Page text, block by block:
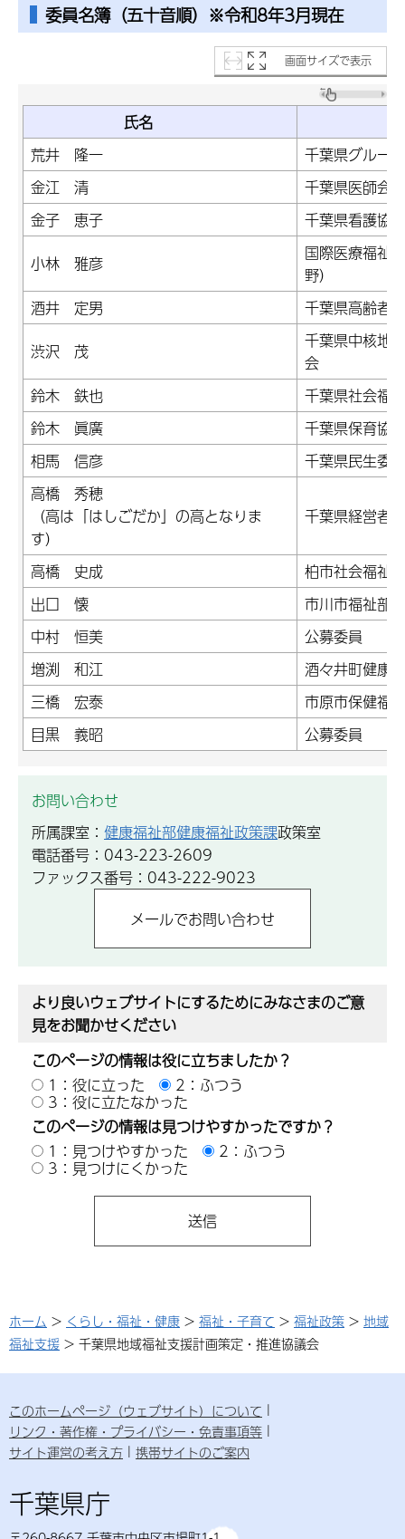
委員名簿（五十音順）※令和8年3月現在
画面サイズで表示
氏名
荒井 隆一
千葉県グルー
金江 清
千葉県医師会
金子 恵子
千葉県看護協会
小林 雅彦
国際医療福祉
野）
酒井 定男
千葉県高齢者
渋沢 茂
千葉県中核地
会
鈴木 鉄也
千葉県社会福
鈴木 眞廣
千葉県保育協
相馬 信彦
千葉県民生委
高橋 秀穂
（高は「はしごだか」の高となりま
す）
千葉県経営者
高橋 史成
柏市社会福祉
出口 懐
市川市福祉部
中村 恒美
公募委員
増渕 和江
酒々井町健康
三橋 宏泰
市原市保健福
目黒 義昭
公募委員
お問い合わせ
所属課室： 健康福祉部健康福祉政策課政策室
電話番号：043-223-2609
ファックス番号：043-222-9023
より良いウェブサイトにするためにみなさまのご意
見をお聞かせください
このページの情報は役に立ちましたか？
1：役に立った
2：ふつう
3：役に立たなかった
このページの情報は見つけやすかったですか？
1：見つけやすかった
2：ふつう
3：見つけにくかった
ホーム > くらし・福祉・健康 > 福祉・子育て > 福祉政策 > 地域
福祉支援 > 千葉県地域福祉支援計画策定・推進協議会
このホームページ（ウェブサイト）について
リンク・著作権・プライバシー・免責事項等
サイト運営の考え方
携帯サイトのご案内
千葉県庁